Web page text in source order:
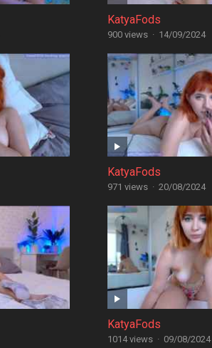
KatyaFods
900 views · 14/09/2024
KatyaFods
971 views · 20/08/2024
KatyaFods
1014 views · 09/08/2024